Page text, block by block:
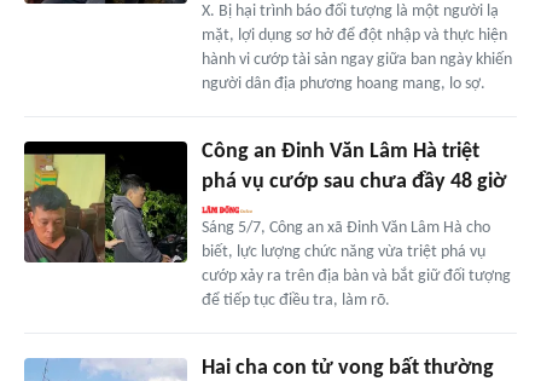
X. Bị hại trình báo đối tượng là một người lạ
mặt, lợi dụng sơ hở để đột nhập và thực hiện
hành vi cướp tài sản ngay giữa ban ngày khiến
người dân địa phương hoang mang, lo sợ.
Công an Đinh Văn Lâm Hà triệt
phá vụ cướp sau chưa đầy 48 giờ
Sáng 5/7, Công an xã Đinh Văn Lâm Hà cho
biết, lực lượng chức năng vừa triệt phá vụ
cướp xảy ra trên địa bàn và bắt giữ đối tượng
để tiếp tục điều tra, làm rõ.
Hai cha con tử vong bất thường